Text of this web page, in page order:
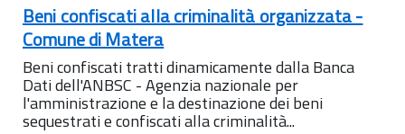
Beni confiscati alla criminalità organizzata -
Comune di Matera
Beni confiscati tratti dinamicamente dalla Banca
Dati dell'ANBSC - Agenzia nazionale per
l'amministrazione e la destinazione dei beni
sequestrati e confiscati alla criminalità...